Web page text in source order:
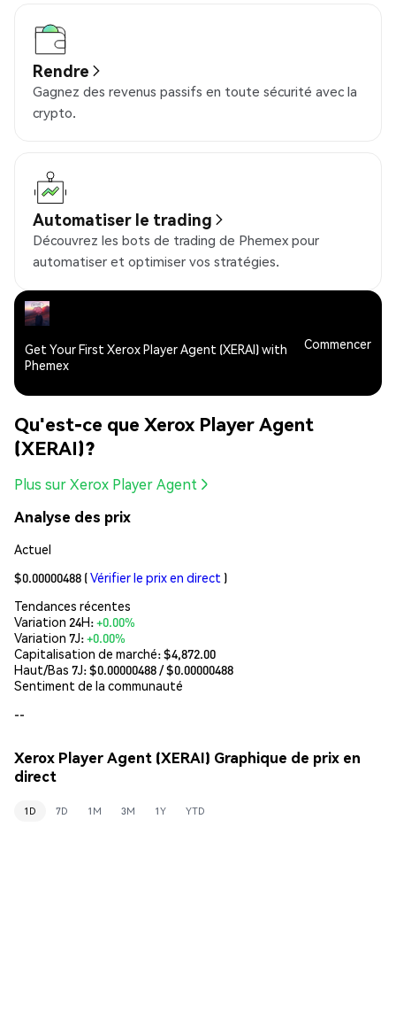
Rendre
Gagnez des revenus passifs en toute sécurité avec la
crypto.
Automatiser le trading
Découvrez les bots de trading de Phemex pour
automatiser et optimiser vos stratégies.
Get Your First Xerox Player Agent (XERAI) with
Phemex
Commencer
Qu'est-ce que Xerox Player Agent
(XERAI)?
Plus sur Xerox Player Agent
Analyse des prix
Actuel
$0.00000488 (Vérifier le prix en direct )
Tendances récentes
Variation 24H:+0.00%
Variation 7J:+0.00%
Capitalisation de marché:$4,872.00
Haut/Bas 7J: $0.00000488/ $0.00000488
Sentiment de la communauté
--
Xerox Player Agent (XERAI) Graphique de prix en
direct
1D 7D 1M 3M 1Y YTD